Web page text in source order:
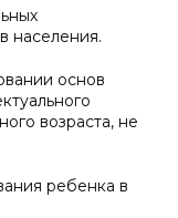
населения.
основ
возраста, не
ребенка в